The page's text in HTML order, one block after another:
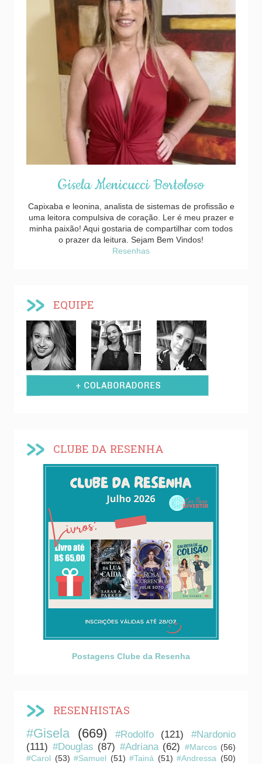
Gisela Menicucci Bortoloso
Capixaba e leonina, analista de sistemas de profissão e
uma leitora compulsiva de coração. Ler é meu prazer e
minha paixão! Aqui gostaria de compartilhar com todos
o prazer da leitura. Sejam Bem Vindos!
Resenhas
EQUIPE
CLUBE DA RESENHA
Postagens Clube da Resenha
RESENHISTAS
#Gisela (669) #Rodolfo (121)
#Nardonio
(111) #Douglas (87) #Adriana (62) #Marcos (56)
#Carol (53) #Samuel (51) #Tainá (51) #Andressa (50)